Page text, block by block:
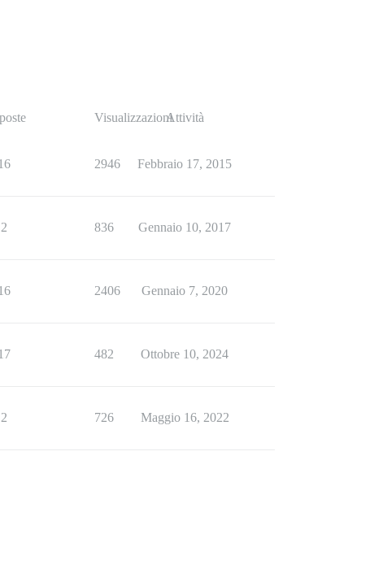
VisualizzazioniAttività
2946 Febbraio 17, 2015
2 836 Gennaio 10, 2017
2406 Gennaio 7, 2020
482 Ottobre 10, 2024
2 726 Maggio 16, 2022